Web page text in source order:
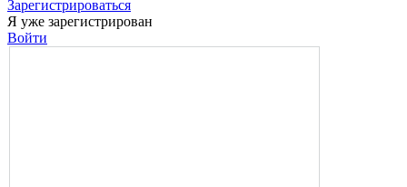
Зарегистрироваться
Я уже зарегистрирован
Войти